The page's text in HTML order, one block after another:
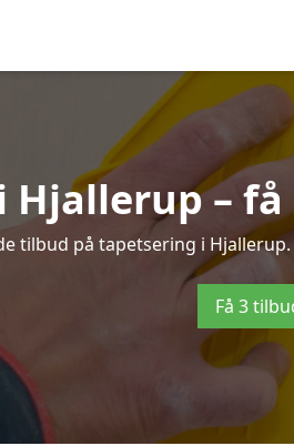
Hjallerup –
tilbud på tapetsering i
Få 3